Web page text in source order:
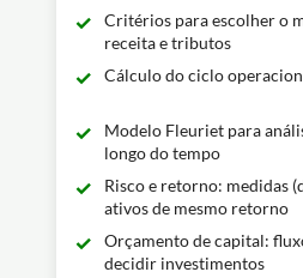
Critérios para escolher o
receita e tributos
Cálculo do ciclo
Modelo Fleuriet para
longo do tempo
Risco e retorno: medidas
ativos de mesmo retorno
Orçamento de capital:
decidir investimentos